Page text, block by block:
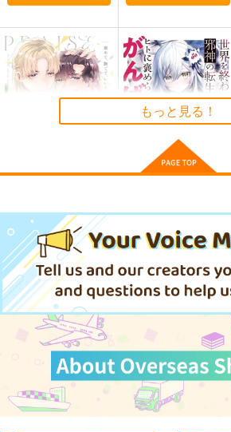
ギャルゲーム批評
ウマ娘 プリティーダービー
カート
Get well soon
鈍色
（税込）
ジャングルポケット×アグネスタキオン
カート
子って
ハーパーコリンズ・ジ
ャパン
858 円（税込）
サンプル
作品詳細
の転生体、ヒトに褒め
KADOKAWA
もっと見る！